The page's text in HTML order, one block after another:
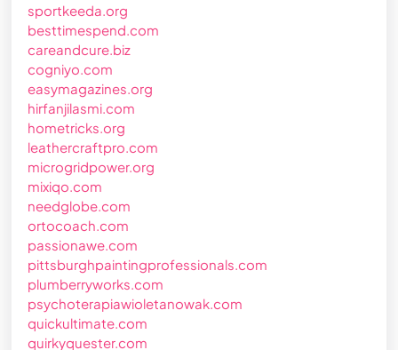
sportkeeda.org
besttimespend.com
careandcure.biz
cogniyo.com
easymagazines.org
hirfanjilasmi.com
hometricks.org
leathercraftpro.com
microgridpower.org
mixiqo.com
needglobe.com
ortocoach.com
passionawe.com
pittsburghpaintingprofessionals.com
plumberryworks.com
psychoterapiawioletanowak.com
quickultimate.com
quirkyquester.com